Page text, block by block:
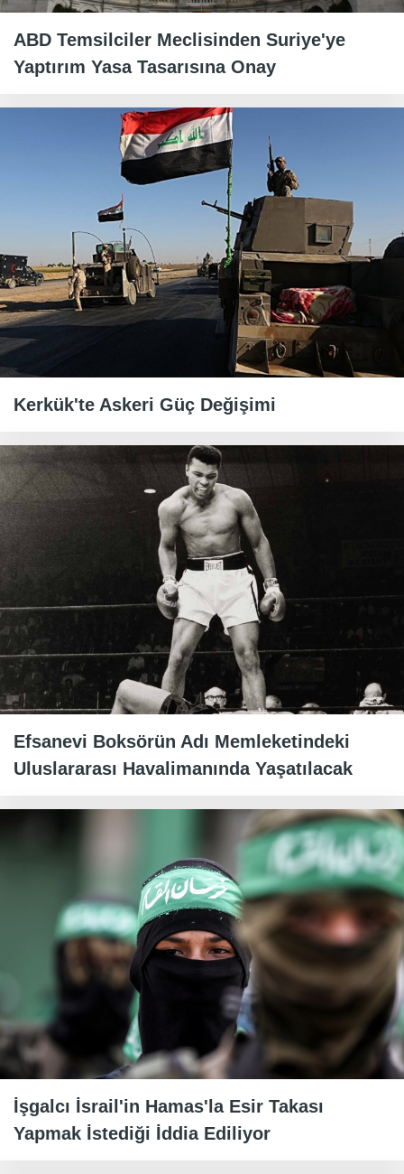
ABD Temsilciler Meclisinden Suriye'ye
Yaptırım Yasa Tasarısına Onay
Kerkük'te Askeri Güç Değişimi
Efsanevi Boksörün Adı Memleketindeki
Uluslararası Havalimanında Yaşatılacak
İşgalcı İsrail'in Hamas'la Esir Takası
Yapmak İstediği İddia Ediliyor